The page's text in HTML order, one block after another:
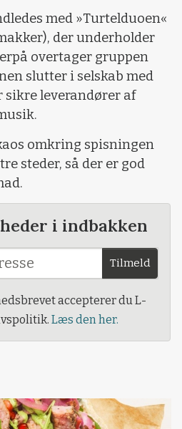
med »Turtelduoen«
der underholder
overtager gruppen
slutter i selskab med
sikre leverandører af
omkring spisningen
steder, så der er god
i indbakken
Tilmeld
accepterer du L-
Læs den her.